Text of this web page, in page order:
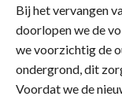
Bij het vervangen
doorlopen we de
we voorzichtig de
ondergrond, dit
Voordat we de